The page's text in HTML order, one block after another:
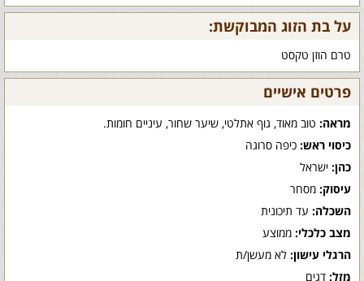
על בת הזוג המבוקשת:
טרם הוזן טקסט
פרטים אישיים
מראה: טוב מאוד, גוף אתלטי, שיער שחור, עיניים חומות.
כיסוי ראש: כיפה סרוגה
כהן: ישראל
עיסוק: מסחר
השכלה: עד תיכונית
מצב כלכלי: ממוצע
הרגלי עישון: לא מעשן/ת
מזל: דגים